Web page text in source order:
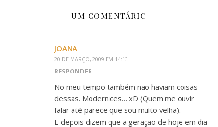
UM COMENTÁRIO
JOANA
20 DE MARÇO, 2009 EM 14:13
RESPONDER
No meu tempo também não haviam coisas
dessas. Modernices… xD (Quem me ouvir
falar até parece que sou muito velha).
E depois dizem que a geração de hoje em dia